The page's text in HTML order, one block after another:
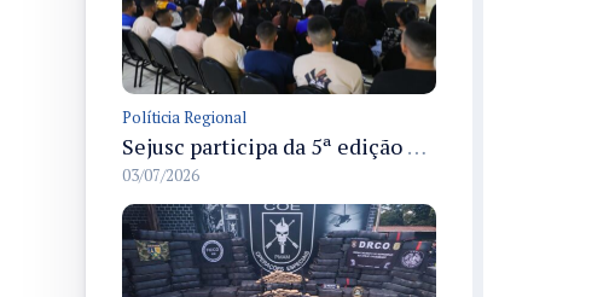
Políticia Regional
Sejusc participa da 5ª edição do Caminhos Literários com foco na cultura hip-hop nas unidades socioeducativas
03/07/2026